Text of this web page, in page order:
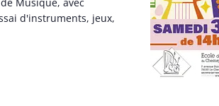
d'instruments, jeux,